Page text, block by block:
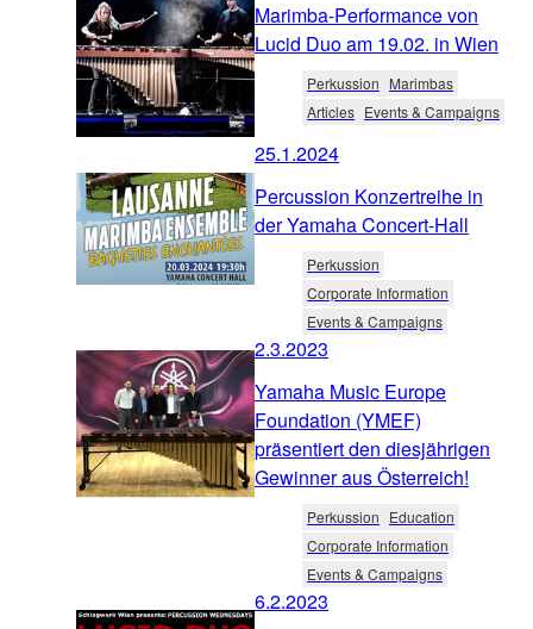
Marimba-Performance von
Lucid Duo am 19.02. in Wien
Perkussion Marimbas
Articles Events & Campaigns
25.1.2024
Percussion Konzertreihe in
der Yamaha Concert-Hall
Perkussion
Corporate Information
Events & Campaigns
2.3.2023
Yamaha Music Europe
Foundation (YMEF)
präsentiert den diesjährigen
Gewinner aus Österreich!
Perkussion Education
Corporate Information
Events & Campaigns
6.2.2023